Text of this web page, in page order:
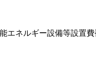
エネルギー設備等設置費